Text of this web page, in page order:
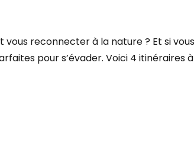
reconnecter à la nature ? Et si
pour s’évader. Voici 4 itinéraires